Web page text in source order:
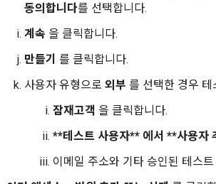
동의합니다를 선택합니다.
계속 을 클릭합니다.
만들기 를 클릭합니다.
사용자 유형으로 외부 를 선택한 경우
잠재고객 을 클릭합니다.
**테스트 사용자** 에서 **사용자
이메일 주소와 기타 승인된 테스